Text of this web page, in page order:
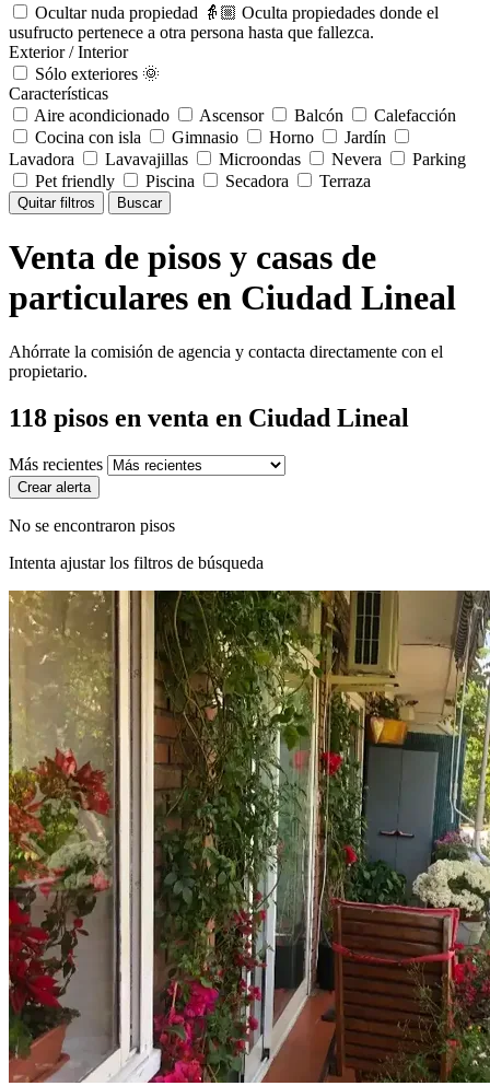
Ocultar nuda propiedad 👵🏼 Oculta propiedades donde el
usufructo pertenece a otra persona hasta que fallezca.
Exterior / Interior
Sólo exteriores 🌞
Características
Aire acondicionado
Ascensor Balcón
Calefacción
Cocina con isla
Gimnasio Horno
Jardín
Lavadora
Lavavajillas Microondas Nevera
Parking
Pet friendly
Piscina Secadora Terraza
Quitar filtros Buscar
Venta de pisos y casas de
particulares en Ciudad Lineal
Ahórrate la comisión de agencia y contacta directamente con el
propietario.
118 pisos en venta en Ciudad Lineal
Más recientes
Crear alerta
No se encontraron pisos
Intenta ajustar los filtros de búsqueda